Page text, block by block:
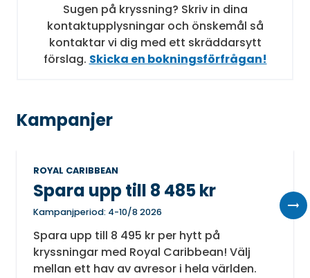
Sugen på kryssning? Skriv in dina
kontaktupplysningar och önskemål så
kontaktar vi dig med ett skräddarsytt
förslag. Skicka en bokningsförfrågan!
Kampanjer
ROYAL CARIBBEAN
Spara upp till 8 485 kr
Kampanjperiod: 4-10/8 2026
Spara upp till 8 495 kr per hytt på
kryssningar med Royal Caribbean! Välj
mellan ett hav av avresor i hela världen.